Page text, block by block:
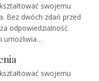
swojemu
Bez dwóch zdań przed
odpowiedzialność.
umożliwia…
swojemu